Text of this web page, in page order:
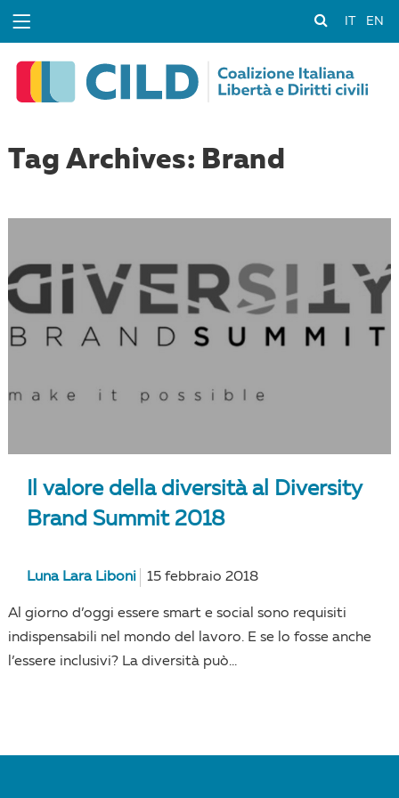
EN
Tag Archives: Brand
Il valore della diversità al Diversity
Brand Summit 2018
Luna Lara Liboni 15 febbraio 2018
Al giorno d’oggi essere smart e social sono requisiti
indispensabili nel mondo del lavoro. E se lo fosse anche
l’essere inclusivi? La diversità può...